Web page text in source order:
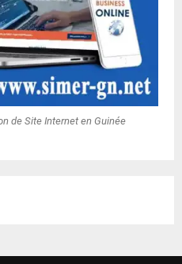
de Site Internet en Guinée